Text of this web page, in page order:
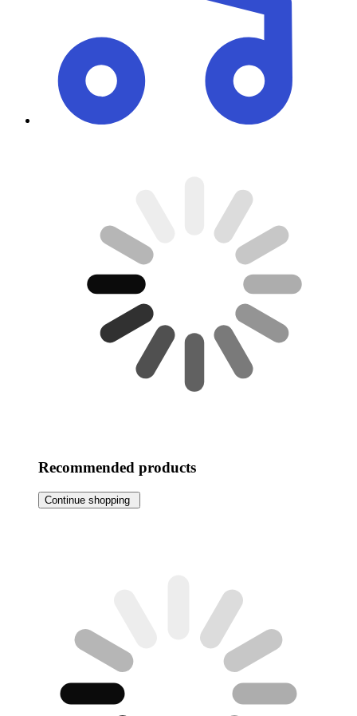
Recommended products
Continue shopping